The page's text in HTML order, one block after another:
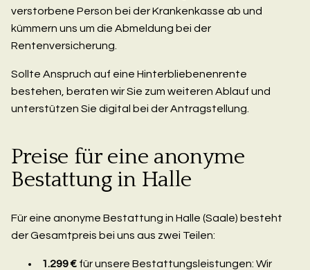
verstorbene Person bei der Krankenkasse ab und
kümmern uns um die Abmeldung bei der
Rentenversicherung.
Sollte Anspruch auf eine Hinterbliebenenrente
bestehen, beraten wir Sie zum weiteren Ablauf und
unterstützen Sie digital bei der Antragstellung.
Preise für eine anonyme
Bestattung in Halle
Für eine anonyme Bestattung in Halle (Saale) besteht
der Gesamtpreis bei uns aus zwei Teilen:
1.299 € für unsere Bestattungsleistungen: Wir